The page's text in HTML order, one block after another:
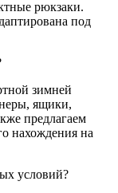
рюкзаки.
под
зимней
ящики,
предлагаем
нахождения на
условий?